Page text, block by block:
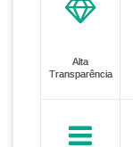
Alta
Transparência